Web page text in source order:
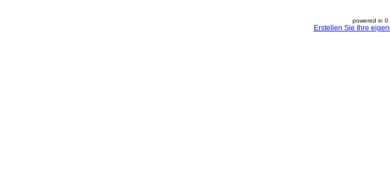
powered in
Erstellen Sie Ihre